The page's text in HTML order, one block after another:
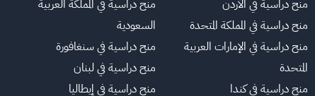
منح دراسية في الأردن
منح دراسية في المملكة المتحدة
منح دراسية في الإمارات العربية
المتحدة
منح دراسية في كندا
منح دراسية في المملكة العربية
السعودية
منح دراسية في سنغافورة
منح دراسية في لبنان
منح دراسية في إيطاليا